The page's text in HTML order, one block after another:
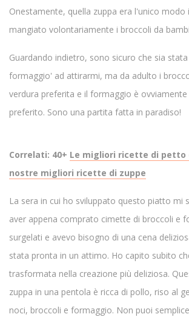
Onestamente, quella zuppa era l'unico modo
mangiato volontariamente i broccoli da
Guardando indietro, sono sicuro che sia
formaggio' ad attirarmi, ma da adulto i
verdura preferita e il formaggio è
preferito. Sono una partita fatta in paradiso!
Correlati: 40+ Le migliori ricette di petto
nostre migliori ricette di zuppe
La sera in cui ho sviluppato questo piatto mi
aver appena comprato cimette di broccoli e
surgelati e avevo bisogno di una cena
stata pronta in un attimo. Ho capito subito
trasformata nella creazione più deliziosa.
zuppa in una pentola è ricca di pollo, riso al
noci, broccoli e formaggio. Non puoi